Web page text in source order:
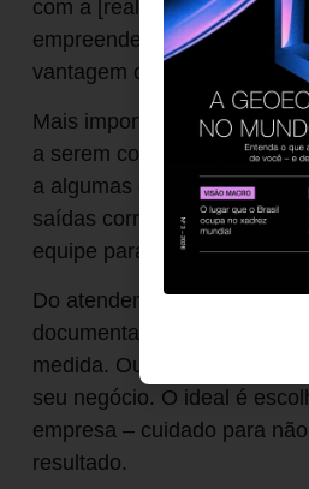
com a [realidade do
empreendedores), levando-
vantagem competitiva da
Mais importante do que o
a serem considerados.
a algumas questões muito
saídas corretamente,
equipe para que os
Do atendente ao
documentados, seja por
medida. Outro aspecto
seu negócio. O ideal é
empresa – cuidado para
resultado.